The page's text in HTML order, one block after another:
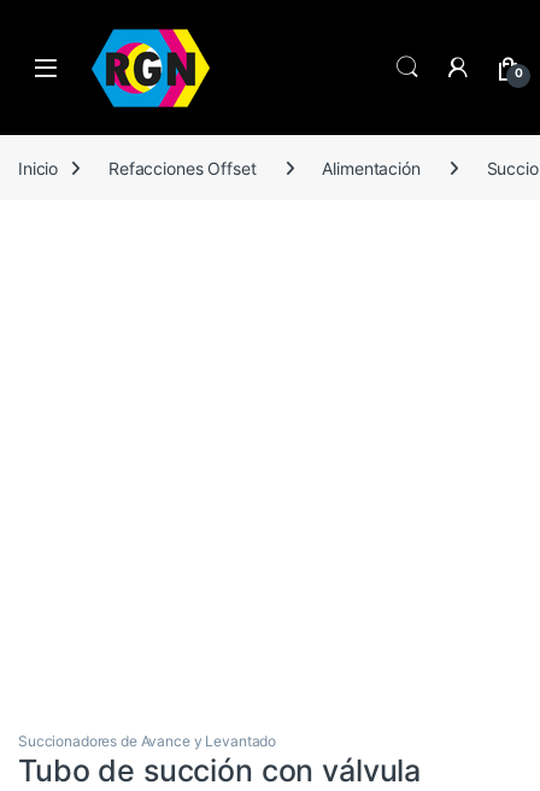
Open 0
Inicio Refacciones Offset Alimentación
Succionadores de Avance y Levantado
Tubo de succión con válvula